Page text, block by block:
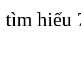
hiểu